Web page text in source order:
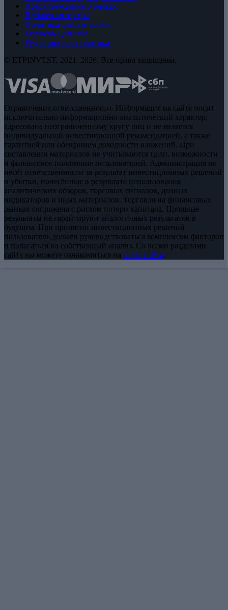
Предупреждение о рисках
Публичная оферта
Политика файлов cookie
Биржевые данные
Редакционная политика
© ETPINVEST, 2021–2026. Все права защищены.
Ограничение ответственности. Информация на сайте носит
исключительно информационно-аналитический характер,
адресована неограниченному кругу лиц и не является
индивидуальной инвестиционной рекомендацией, а также
гарантией или обещанием доходности вложений. При
составлении материалов не учитываются цели, возможности
и финансовое положение пользователей. Администрация не
несёт ответственности за результат инвестиционных решений
и убытки, понесённые в результате использования
аналитических обзоров, торговых сигналов, данных
индикаторов и иных материалов. Торговля на финансовых
рынках сопряжена с риском потери капитала. Прошлые
результаты не гарантируют аналогичных результатов в
будущем. При принятии инвестиционных решений
пользователь должен руководствоваться комплексом факторов
и полагаться на собственный анализ. Со всеми разделами
сайта вы можете ознакомиться на карте сайта.